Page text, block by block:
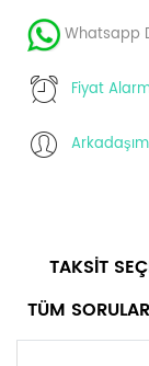
Whatsapp
Fiyat
TAKSIT
TÜM SORULAR